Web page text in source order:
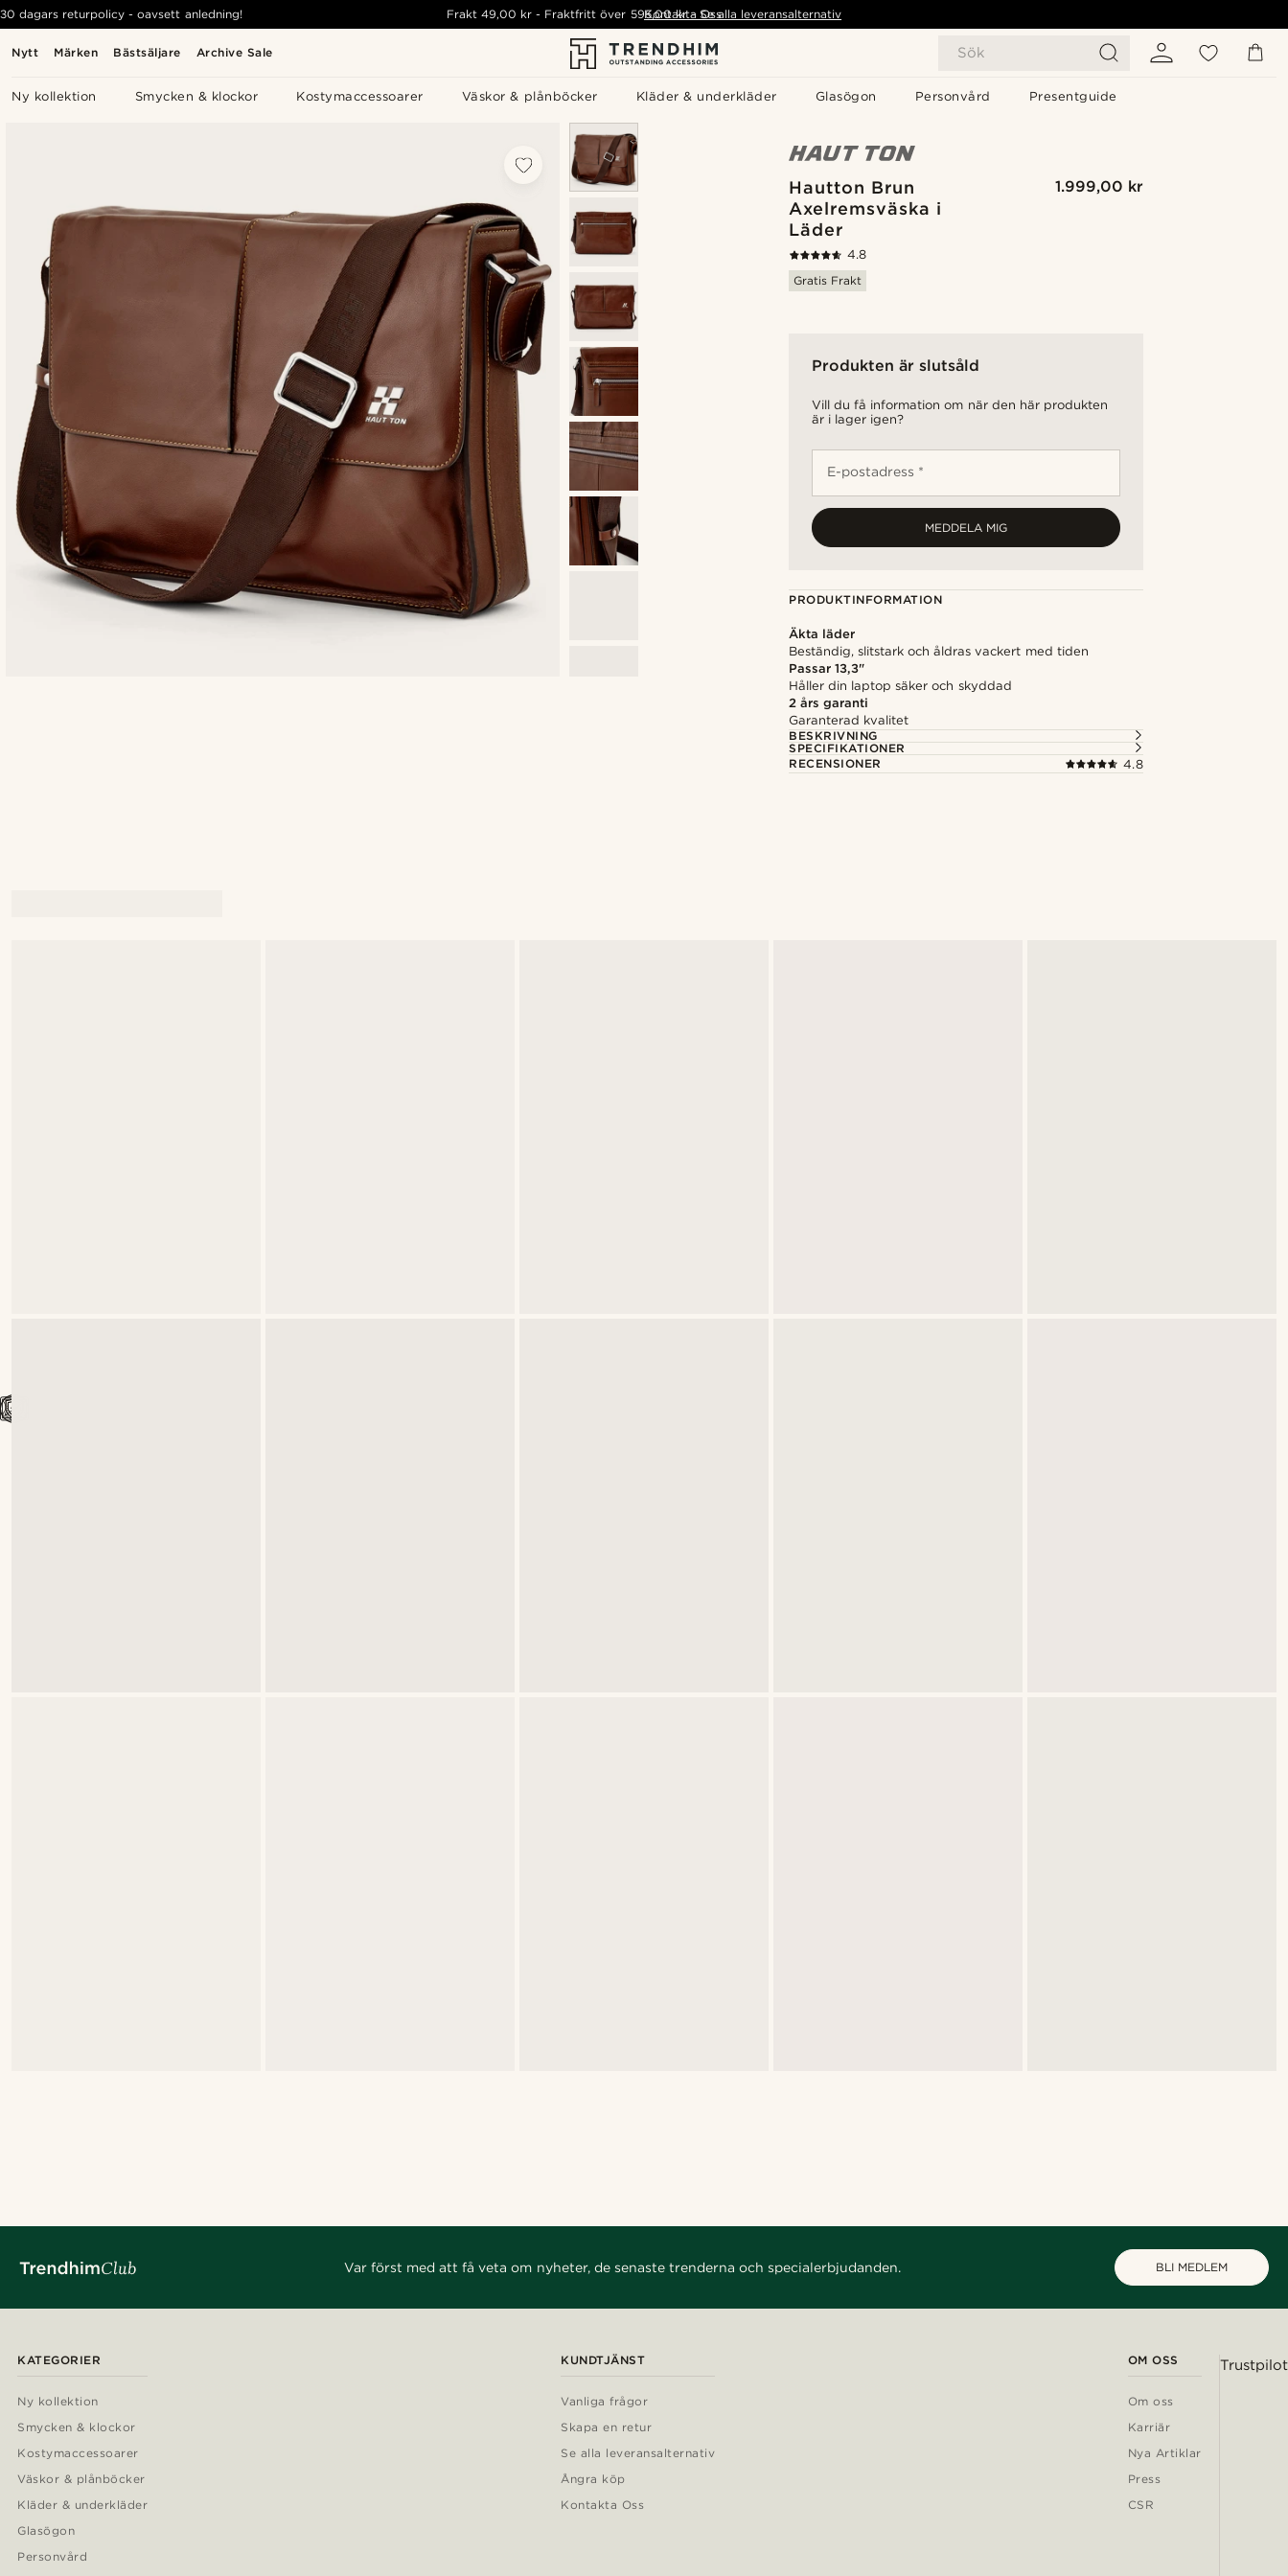
Nytt Märken Bästsäljare Archive Sale Sök
Ny kollektion Smycken & klockor Kostymaccessoarer Väskor & plånböcker Kläder & underkläder Glasögon Personvård Presentguide
30 dagars returpolicy - oavsett anledning! Frakt49,00 kr - Fraktfritt över 595,00 kr - Se alla leveransalternativ
Kontakta Oss
Hautton Brun
Axelremsväska i
Läder
1.999,00 kr
4.8
Gratis Frakt
Produkten är slutsåld
Vill du få information om när den här produkten
är i lager igen?
E-postadress *
MEDDELA MIG
PRODUKTINFORMATION
Äkta läder
Beständig, slitstark och åldras vackert med tiden
Passar 13,3"
Håller din laptop säker och skyddad
2 års garanti
Garanterad kvalitet
BESKRIVNING
SPECIFIKATIONER
RECENSIONER
4.8
Var först med att få veta om nyheter, de senaste trenderna och specialerbjudanden. BLI MEDLEM
KATEGORIER
Ny kollektion
Smycken & klockor
Kostymaccessoarer
Väskor & plånböcker
Kläder & underkläder
Glasögon
Personvård
KUNDTJÄNST
Vanliga frågor
Skapa en retur
Se alla leveransalternativ
Ångra köp
Kontakta Oss
OM OSS
Om oss
Karriär
Nya Artiklar
Press
CSR
Trustpilot